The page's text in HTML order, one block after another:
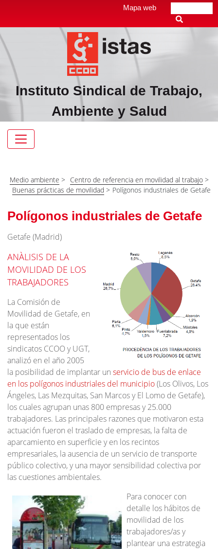
contenido
principal
Mapa web
Instituto Sindical de Trabajo,
Ambiente y Salud
Navegación
Medio ambiente > Centro de referencia en movilidad al trabajo >
Buenas prácticas de movilidad > Polígonos industriales de Getafe
Polígonos industriales de Getafe
Getafe (Madrid)
ANÀLISIS DE LA
MOVILIDAD DE LOS
TRABAJADORES
La Comisión de
Movilidad de Getafe, en
la que están
representados los
sindicatos CCOO y UGT,
analizó en el año 2005
la posibilidad de implantar un servicio de bus de enlace
en los polígonos industriales del municipio(Los Olivos, Los
Ángeles, Las Mezquitas, San Marcos y El Lomo de Getafe),
los cuales agrupan unas 800 empresas y 25.000
trabajadores. Las principales razones que motivaron esta
actuación fueron el traslado de empresas, la falta de
aparcamiento en superficie y en los recintos
empresariales, la ausencia de un servicio de transporte
público colectivo, y una mayor sensibilidad colectiva por
las cuestiones ambientales.
Para conocer con
detalle los hábitos de
movilidad de los
trabajadores/as y
plantear una estrategia